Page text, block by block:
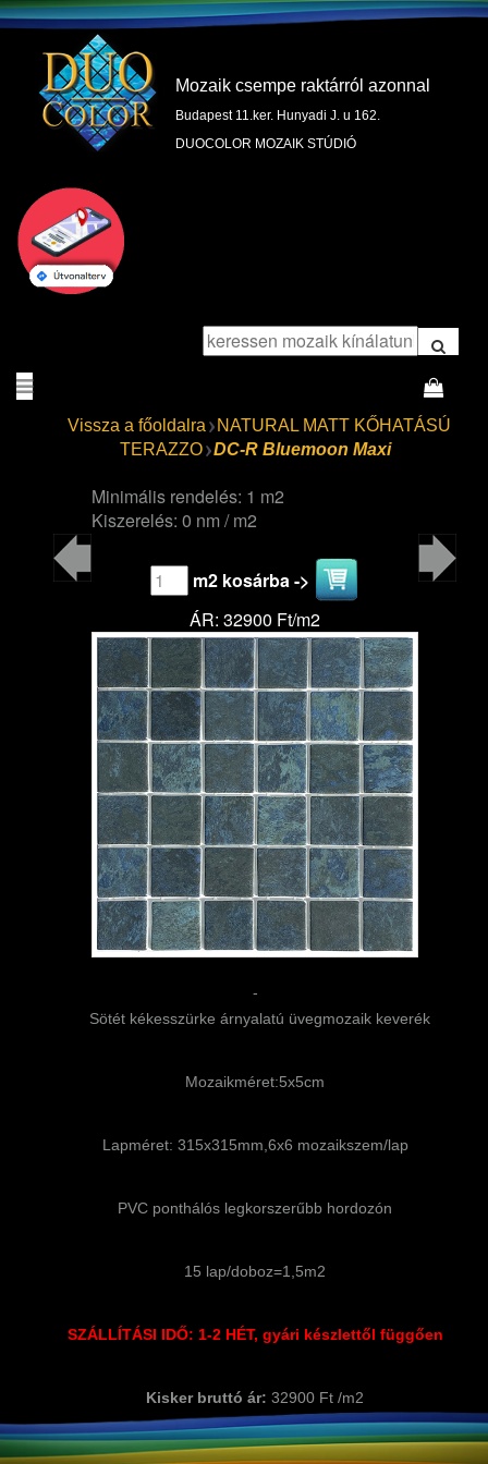
Mozaik csempe raktárról azonnal
Budapest 11.ker. Hunyadi J. u 162.
DUOCOLOR MOZAIK STÚDIÓ
Vissza a főoldalra
NATURAL MATT KŐHATÁSÚ
TERAZZO
DC-R Bluemoon Maxi
Minimális rendelés: 1 m2
Kiszerelés: 0 nm / m2
m2 kosárba ->
ÁR: 32900 Ft/m2
-
Sötét kékesszürke árnyalatú üvegmozaik keverék
Mozaikméret:5x5cm
Lapméret: 315x315mm,6x6 mozaikszem/lap
PVC ponthálós legkorszerűbb hordozón
15 lap/doboz=1,5m2
SZÁLLÍTÁSI IDŐ: 1-2 HÉT, gyári készlettől függően
Kisker bruttó ár: 32900 Ft /m2